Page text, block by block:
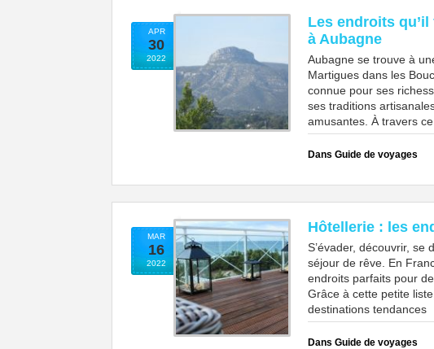
APR
30
2022
Les endroits
à Aubagne
Aubagne se trouve à
Martigues dans les
connue pour ses
ses traditions
amusantes. À travers
Dans Guide de voyages
MAR
16
2022
Hôtellerie : les
S’évader, découvrir, se
séjour de rêve. En
endroits parfaits pour
Grâce à cette petite
destinations tendances
Dans Guide de voyages